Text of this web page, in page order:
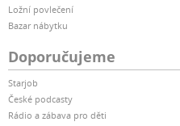
Ložní povlečení
Bazar nábytku
Doporučujeme
Starjob
České podcasty
Rádio a zábava pro děti